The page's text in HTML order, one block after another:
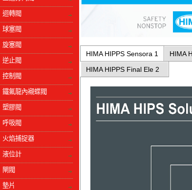
迴轉閥
球塞閥
旋塞閥
逆止閥
控制閥
鐵氟龍內襯蝶閥
塑膠閥
呼吸閥
火焰捕捉器
液位計
閘閥
墊片
HIMA HIPPS Sensora 1 HIMA
HIMA HIPPS Final Ele 2